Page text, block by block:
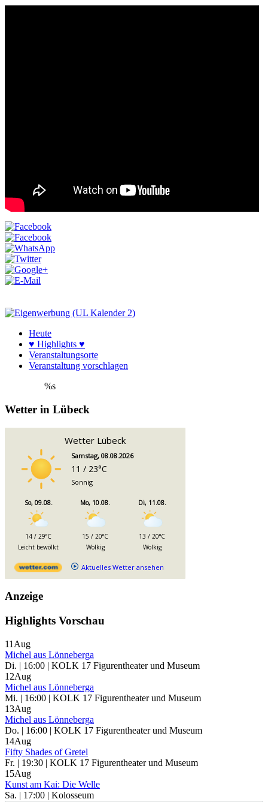
Heute
♥ Highlights ♥
Veranstaltungsorte
Veranstaltung vorschlagen
%s
Wetter in Lübeck
Wetter Lübeck
Samstag, 08.08.2026
11 / 23°C
Sonnig
So, 09.08.
14 / 29°C
Leicht bewölkt
Mo, 10.08.
15 / 20°C
Wolkig
Di, 11.08.
13 / 20°C
Wolkig
Aktuelles Wetter ansehen
Anzeige
Highlights Vorschau
11 Aug
Michel aus Lönneberga
Di. | 16:00 | KOLK 17 Figurentheater und Museum
12Aug
Michel aus Lönneberga
Mi. | 16:00 | KOLK 17 Figurentheater und Museum
13Aug
Michel aus Lönneberga
Do. | 16:00 | KOLK 17 Figurentheater und Museum
14Aug
Fifty Shades of Gretel
Fr. | 19:30 | KOLK 17 Figurentheater und Museum
15Aug
Kunst am Kai: Die Welle
Sa. | 17:00 | Kolosseum